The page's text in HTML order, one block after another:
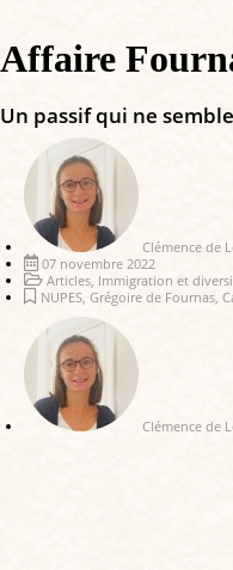
Affaire
Un passif qui ne
Clémence de
07 novembre 2022
Articles Immigration et
NUPES Grégoire de Fournas
Clémence de